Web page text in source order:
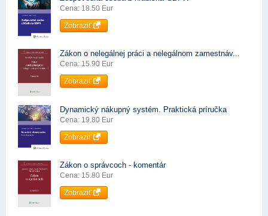
Cena: 18.50 Eur
Zobraziť
Zákon o nelegálnej práci a nelegálnom zamestnáv...
Cena: 15.90 Eur
Zobraziť
Dynamický nákupný systém. Praktická príručka
Cena: 19.80 Eur
Zobraziť
Zákon o správcoch - komentár
Cena: 15.80 Eur
Zobraziť